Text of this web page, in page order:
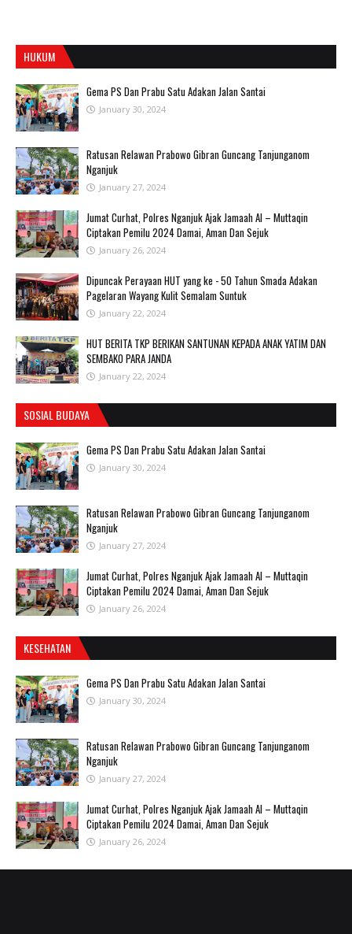
HUKUM
Gema PS Dan Prabu Satu Adakan Jalan Santai
January 30, 2024
Ratusan Relawan Prabowo Gibran Guncang Tanjunganom
Nganjuk
January 27, 2024
Jumat Curhat, Polres Nganjuk Ajak Jamaah Al – Muttaqin
Ciptakan Pemilu 2024 Damai, Aman Dan Sejuk
January 26, 2024
Dipuncak Perayaan HUT yang ke - 50 Tahun Smada Adakan
Pagelaran Wayang Kulit Semalam Suntuk
January 22, 2024
HUT BERITA TKP BERIKAN SANTUNAN KEPADA ANAK YATIM DAN
SEMBAKO PARA JANDA
January 22, 2024
SOSIAL BUDAYA
Gema PS Dan Prabu Satu Adakan Jalan Santai
January 30, 2024
Ratusan Relawan Prabowo Gibran Guncang Tanjunganom
Nganjuk
January 27, 2024
Jumat Curhat, Polres Nganjuk Ajak Jamaah Al – Muttaqin
Ciptakan Pemilu 2024 Damai, Aman Dan Sejuk
January 26, 2024
KESEHATAN
Gema PS Dan Prabu Satu Adakan Jalan Santai
January 30, 2024
Ratusan Relawan Prabowo Gibran Guncang Tanjunganom
Nganjuk
January 27, 2024
Jumat Curhat, Polres Nganjuk Ajak Jamaah Al – Muttaqin
Ciptakan Pemilu 2024 Damai, Aman Dan Sejuk
January 26, 2024